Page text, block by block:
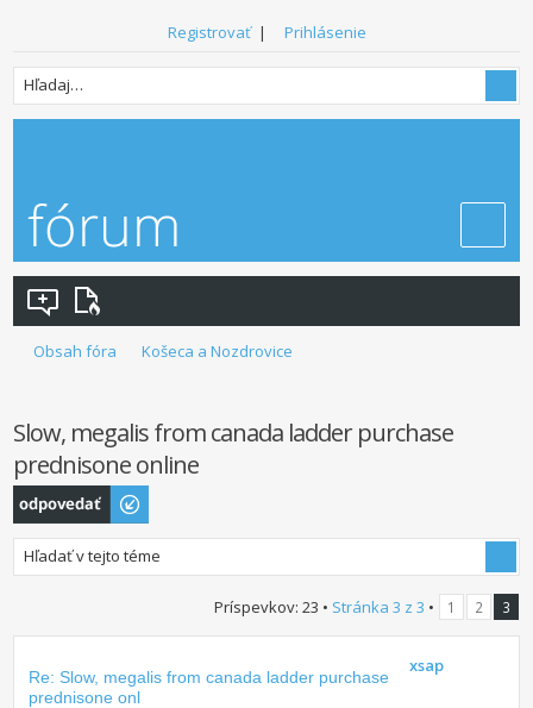
Registrovať| Prihlásenie
Obsah fóra Košeca a Nozdrovice
Slow, megalis from canada ladder purchase
prednisone online
Odoslať odpoveď
Príspevkov: 23 • Stránka 3 z 3 • 1 2 3
Re: Slow, megalis from canada ladder purchase
prednisone onl
xsap